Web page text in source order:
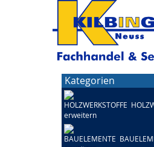
Kategorien